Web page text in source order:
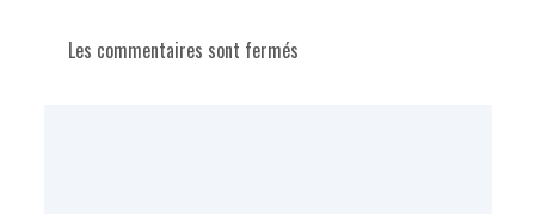
Les commentaires sont fermés